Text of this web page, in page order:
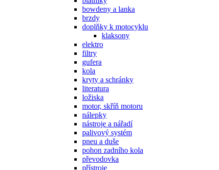
bowdeny a lanka
brzdy
doplňky k motocyklu
klaksony
elektro
filtry
gufera
kola
kryty a schránky
literatura
ložiska
motor, skříň motoru
nálepky
nástroje a nářadí
palivový systém
pneu a duše
pohon zadního kola
převodovka
přístroje